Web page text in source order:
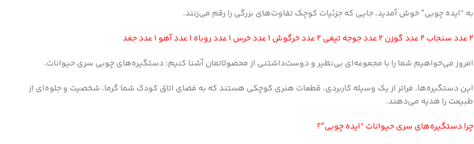
به “ایده چوبی” خوش آمدید، جایی که جزئیات کوچک تفاوت‌های بزرگی را رقم می‌زنند.
2 عدد سنجاب 2 عدد گوزن 2 عدد جوجه تیغی 2 عدد خرگوش 1 عدد خرس 1 عدد روباه 1 عدد آهو 1 عدد جغد
امروز می‌خواهیم شما را با مجموعه‌ای بی‌نظیر و دوست‌داشتنی از محصولاتمان آشنا کنیم: دستگیره‌های چوبی سری حیوانات.
این دستگیره‌ها، فراتر از یک وسیله کاربردی، قطعات هنری کوچکی هستند که به فضای اتاق کودک شما گرما، شخصیت و جلوه‌ای از
طبیعت را هدیه می‌دهند.
چرا دستگیره‌های سری حیوانات “ایده چوبی”؟